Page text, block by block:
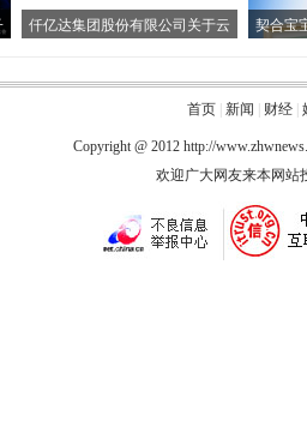
仟亿达集团股份有限公司关于云 契合宝
首页| 新闻 财经|
Copyright @ 2012 http://
欢迎广大网友来本网站